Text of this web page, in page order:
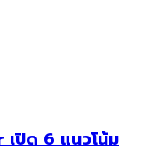
เปิด 6 แนวโน้ม